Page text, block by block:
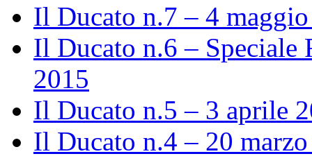
Il Ducato n.7 – 4
Il Ducato n.6 – Speciale
2015
Il Ducato n.5 – 3 aprile
Il Ducato n.4 – 20